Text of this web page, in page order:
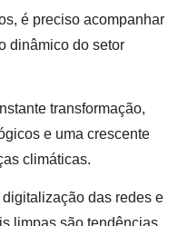
é preciso acompanhar
dinâmico do setor
transformação,
e uma crescente
climáticas.
das redes e